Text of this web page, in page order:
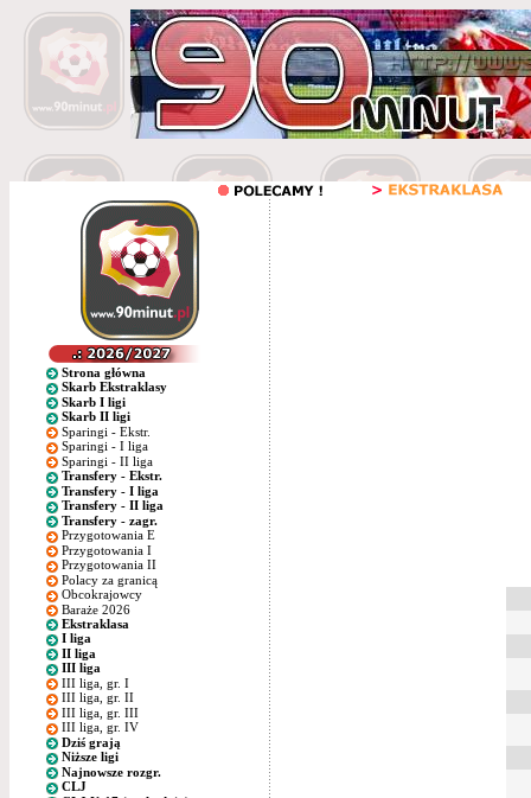
Strona główna
Skarb Ekstraklasy
Skarb I ligi
Skarb II ligi
Sparingi - Ekstr.
Sparingi - I liga
Sparingi - II liga
Transfery - Ekstr.
Transfery - I liga
Transfery - II liga
Transfery - zagr.
Przygotowania E
Przygotowania I
Przygotowania II
Polacy za granicą
Obcokrajowcy
Baraże 2026
Ekstraklasa
I liga
II liga
III liga
III liga, gr. I
III liga, gr. II
III liga, gr. III
III liga, gr. IV
Dziś grają
Niższe ligi
Najnowsze rozgr.
CLJ